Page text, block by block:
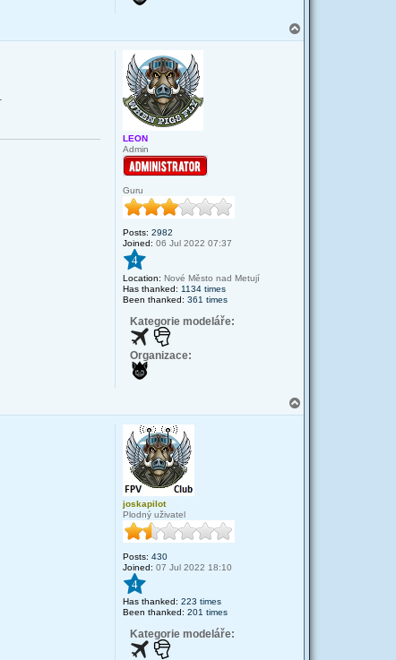
o
LEON
Admin
Guru
Posts: 2982
Joined: 06 Jul 2022 07:37
4
Location: Nové Město nad Metují
Has thanked: 1134 times
Been thanked: 361 times
Kategorie modeláře:
Organizace:
o
joskapilot
Plodný uživatel
Posts: 430
Joined: 07 Jul 2022 18:10
4
Has thanked: 223 times
Been thanked: 201 times
Kategorie modeláře: